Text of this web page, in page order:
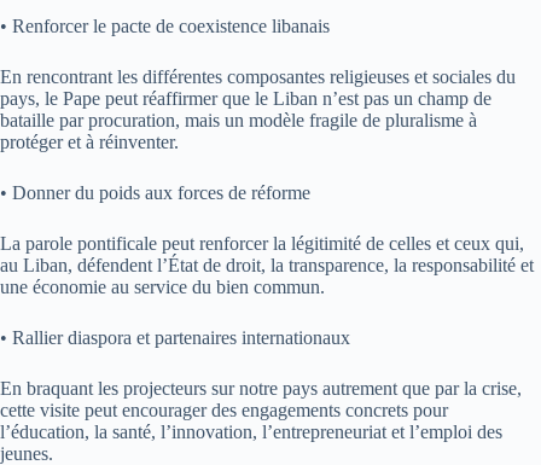
• Renforcer le pacte de coexistence libanais
En rencontrant les différentes composantes religieuses et sociales du
pays, le Pape peut réaffirmer que le Liban n’est pas un champ de
bataille par procuration, mais un modèle fragile de pluralisme à
protéger et à réinventer.
• Donner du poids aux forces de réforme
La parole pontificale peut renforcer la légitimité de celles et ceux qui,
au Liban, défendent l’État de droit, la transparence, la responsabilité et
une économie au service du bien commun.
• Rallier diaspora et partenaires internationaux
En braquant les projecteurs sur notre pays autrement que par la crise,
cette visite peut encourager des engagements concrets pour
l’éducation, la santé, l’innovation, l’entrepreneuriat et l’emploi des
jeunes.